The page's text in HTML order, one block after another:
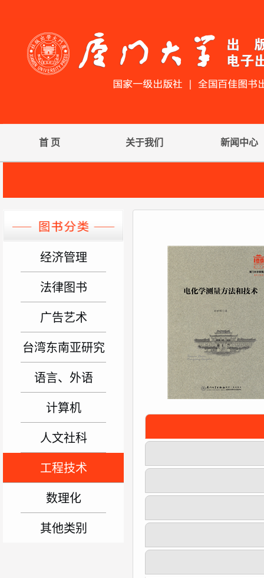
首 页 关于我们 新闻中心
经济管理
法律图书
广告艺术
台湾东南亚研究
语言、外语
计算机
人文社科
工程技术
数理化
其他类别